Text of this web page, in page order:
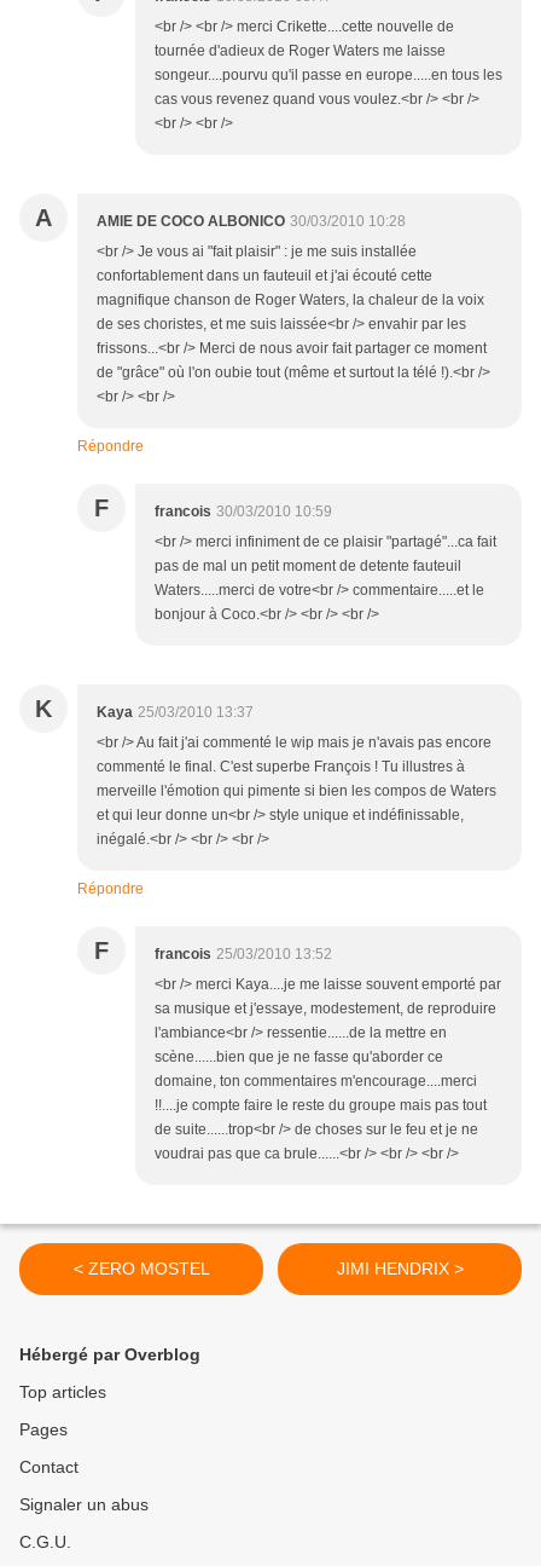
<br /> <br /> merci Crikette....cette nouvelle de
tournée d'adieux de Roger Waters me laisse
songeur....pourvu qu'il passe en europe.....en tous les
cas vous revenez quand vous voulez.<br /> <br />
<br /> <br />
A AMIE DE COCO ALBONICO 30/03/2010 10:28
<br /> Je vous ai "fait plaisir" : je me suis installée
confortablement dans un fauteuil et j'ai écouté cette
magnifique chanson de Roger Waters, la chaleur de la voix
de ses choristes, et me suis laissée<br /> envahir par les
frissons...<br /> Merci de nous avoir fait partager ce moment
de "grâce" où l'on oubie tout (même et surtout la télé !).<br />
<br /> <br />
Répondre
F francois 30/03/2010 10:59
<br /> merci infiniment de ce plaisir "partagé"...ca fait
pas de mal un petit moment de detente fauteuil
Waters.....merci de votre<br /> commentaire.....et le
bonjour à Coco.<br /> <br /> <br />
K Kaya 25/03/2010 13:37
<br /> Au fait j'ai commenté le wip mais je n'avais pas encore
commenté le final. C'est superbe François ! Tu illustres à
merveille l'émotion qui pimente si bien les compos de Waters
et qui leur donne un<br /> style unique et indéfinissable,
inégalé.<br /> <br /> <br />
Répondre
F francois 25/03/2010 13:52
<br /> merci Kaya....je me laisse souvent emporté par
sa musique et j'essaye, modestement, de reproduire
l'ambiance<br /> ressentie......de la mettre en
scène......bien que je ne fasse qu'aborder ce
domaine, ton commentaires m'encourage....merci
!!....je compte faire le reste du groupe mais pas tout
de suite......trop<br /> de choses sur le feu et je ne
voudrai pas que ca brule......<br /> <br /> <br />
< ZERO MOSTEL JIMI HENDRIX >
Hébergé par Overblog
Top articles
Pages
Contact
Signaler un abus
C.G.U.